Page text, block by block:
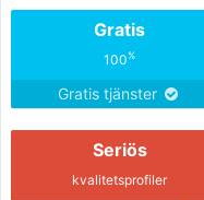
Gratis
100%
Gratis tjänster
Seriös
kvalitetsprofiler